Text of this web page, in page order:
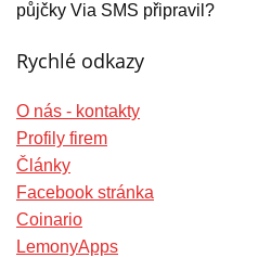
půjčky Via SMS připravil?
Rychlé odkazy
O nás - kontakty
Profily firem
Články
Facebook stránka
Coinario
LemonyApps